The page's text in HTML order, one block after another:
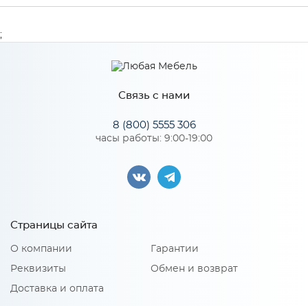
Количество упаковок: 1
Связь с нами
8 (800) 5555 306
часы работы: 9:00-19:00
Страницы сайта
О компании
Реквизиты
Доставка и оплата
Гарантии
Обмен и возврат
;